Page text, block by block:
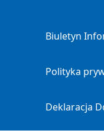
Biuletyn
Polityka
Deklaracja